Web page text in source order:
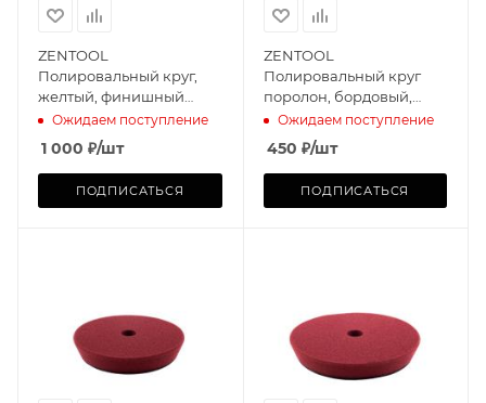
ZENTOOL
Полировальный круг,
желтый, финишный
Foam Machine 150mm
Ожидаем поступление
1 000 ₽/шт
ПОДПИСАТЬСЯ
ZENTOOL
Полировальный круг
поролон, бордовый,
полирующий Foam
Machine 75mm
Ожидаем поступление
450 ₽/шт
ПОДПИСАТЬСЯ